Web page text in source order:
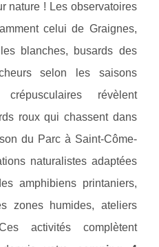
nature ! Les observatoires
celui de Graignes,
blanches, busards des
selon les saisons
révèlent
roux qui chassent dans
du Parc à Saint-Côme-
naturalistes adaptées
amphibiens printaniers,
zones humides, ateliers
activités complètent